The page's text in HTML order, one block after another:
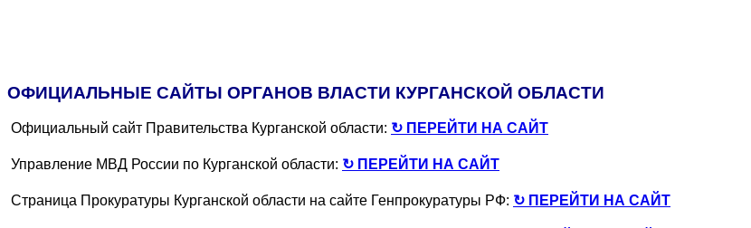
ОФИЦИАЛЬНЫЕ САЙТЫ ОРГАНОВ ВЛАСТИ КУРГАНСКОЙ ОБЛАСТИ
Официальный сайт Правительства Курганской области: ↻ ПЕРЕЙТИ НА САЙТ
Управление МВД России по Курганской области: ↻ ПЕРЕЙТИ НА САЙТ
Страница Прокуратуры Курганской области на сайте Генпрокуратуры РФ: ↻ ПЕРЕЙТИ НА САЙТ